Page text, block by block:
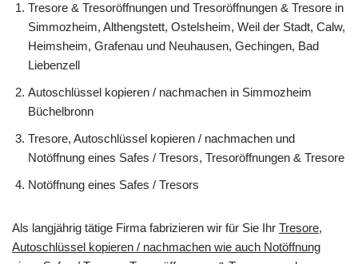
Tresore & Tresoröffnungen und Tresoröffnungen & Tresore in
Simmozheim, Althengstett, Ostelsheim, Weil der Stadt, Calw,
Heimsheim, Grafenau und Neuhausen, Gechingen, Bad
Liebenzell
Autoschlüssel kopieren / nachmachen in Simmozheim
Büchelbronn
Tresore, Autoschlüssel kopieren / nachmachen und
Notöffnung eines Safes / Tresors, Tresoröffnungen & Tresore
Notöffnung eines Safes / Tresors
Als langjährig tätige Firma fabrizieren wir für Sie Ihr Tresore,
Autoschlüssel kopieren / nachmachen wie auch Notöffnung